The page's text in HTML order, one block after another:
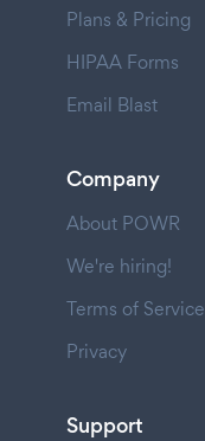
Plans & Pricing
HIPAA Forms
Email Blast
Company
About POWR
We're hiring!
Terms of Service
Privacy
Support